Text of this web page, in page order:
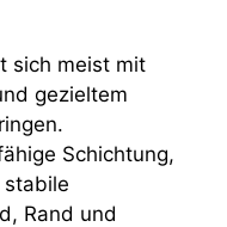
sich meist mit
gezieltem
Schichtung,
stabile
Rand und